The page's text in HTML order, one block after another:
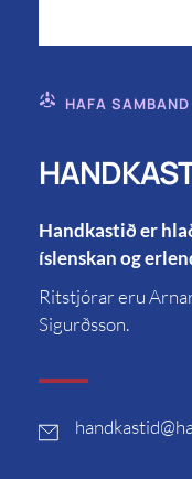
HAFA SAMBAND
Handkastið er
íslenskan og
Ritstjórar eru
Sigurðsson.
handkastid